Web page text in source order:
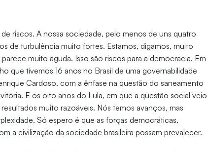
riscos. A nossa sociedade, pelo menos de uns quatro
de turbulência muito fortes. Estamos, digamos, muito
muito aguda. Isso são riscos para a democracia. Em
que tivemos 16 anos no Brasil de uma governabilidade
Cardoso, com a ênfase na questão do saneamento
E os oito anos do Lula, em que a questão social veio
muito razoáveis. Nós temos avanços, mas
Só espero é que as forças democráticas,
a civilização da sociedade brasileira possam prevalecer.